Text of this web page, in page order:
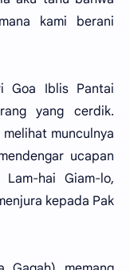
kami berani
Goa Iblis Pantai
yang cerdik.
munculnya
ucapan
hai Giam-lo,
kepada Pak